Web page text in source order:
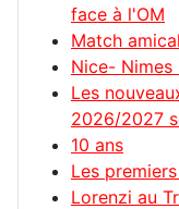
face à l'OM
Match
Nice- Nimes
Les
2026/2027
10 ans
Les
Lorenzi au